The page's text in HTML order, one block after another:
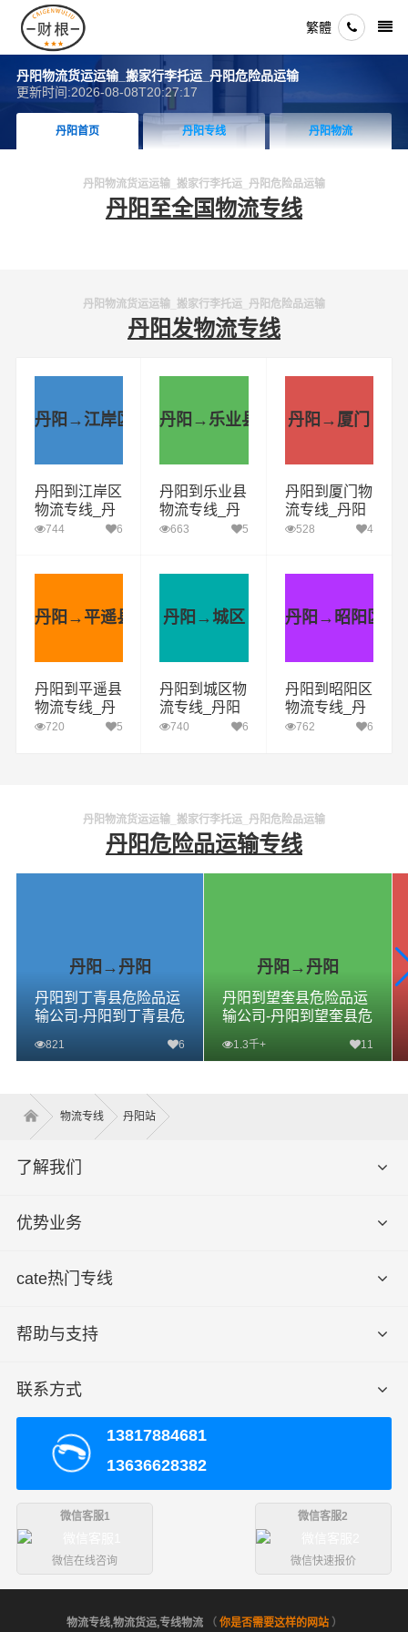
繁體
丹阳物流货运运输_搬家行李托运_丹阳危险品运输
更新时间:2026-08-08T20:27:17
丹阳首页 丹阳专线 丹阳物流
丹阳物流货运运输_搬家行李托运_丹阳危险品运输
丹阳至全国物流专线
丹阳物流货运运输_搬家行李托运_丹阳危险品运输
丹阳发物流专线
丹阳→江岸区
丹阳到江岸区
物流专线_丹
阳到江岸区货
744 6
丹阳→乐业县
丹阳到乐业县
物流专线_丹
阳到乐业县货
663 5
丹阳→厦门
丹阳到厦门物
流专线_丹阳
到厦门货运公
528 4
丹阳→平遥县
丹阳到平遥县
物流专线_丹
阳到平遥县货
720 5
丹阳→城区
丹阳到城区物
流专线_丹阳
到城区货运公
740 6
丹阳→昭阳区
丹阳到昭阳区
物流专线_丹
阳到昭阳区货
762 6
丹阳物流货运运输_搬家行李托运_丹阳危险品运输
丹阳危险品运输专线
丹阳→丹阳
丹阳到丁青县危险品运
输公司-丹阳到丁青县危
青县危险品专线
821 6
丹阳→丹阳
丹阳到望奎县危险品运
输公司-丹阳到望奎县危
奎县危险品专线
1.3千+ 11
物流专线 丹阳站
了解我们
优势业务
cate热门专线
帮助与支持
联系方式
13817884681
13636628382
微信客服1
微信在线咨询
微信客服2
微信快速报价
物流专线,物流货运,专线物流（ 你是否需要这样的网站）